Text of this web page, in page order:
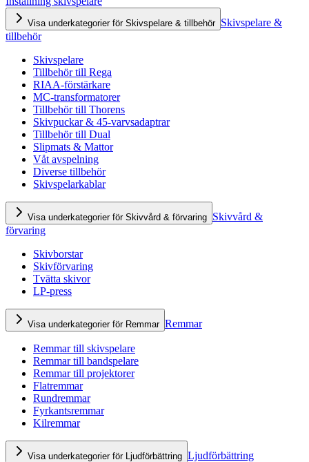
Visa underkategorier för Skivspelare & tillbehör Skivspelare &
tillbehör
Skivspelare
Tillbehör till Rega
RIAA-förstärkare
MC-transformatorer
Tillbehör till Thorens
Skivpuckar & 45-varvsadaptrar
Tillbehör till Dual
Slipmats & Mattor
Våt avspelning
Diverse tillbehör
Skivspelarkablar
Visa underkategorier för Skivvård & förvaring Skivvård &
förvaring
Skivborstar
Skivförvaring
Tvätta skivor
LP-press
Visa underkategorier för Remmar Remmar
Remmar till skivspelare
Remmar till bandspelare
Remmar till projektorer
Flatremmar
Rundremmar
Fyrkantsremmar
Kilremmar
Visa underkategorier för Ljudförbättring Ljudförbättring